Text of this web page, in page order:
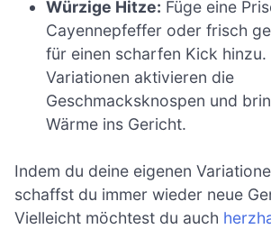
Würzige Hitze: Füge eine
Cayennepfeffer oder frisch
für einen scharfen Kick hinzu.
Variationen aktivieren die
Geschmacksknospen und
Wärme ins Gericht.
Indem du deine eigenen
schaffst du immer wieder neue
Vielleicht möchtest du auch